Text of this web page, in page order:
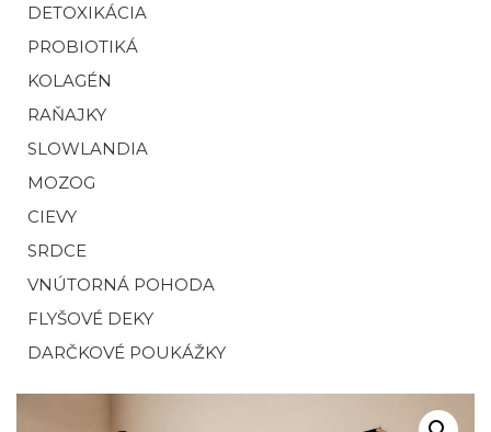
DETOXIKÁCIA
PROBIOTIKÁ
KOLAGÉN
RAŇAJKY
SLOWLANDIA
MOZOG
CIEVY
SRDCE
VNÚTORNÁ POHODA
FLYŠOVÉ DEKY
DARČKOVÉ POUKÁŽKY